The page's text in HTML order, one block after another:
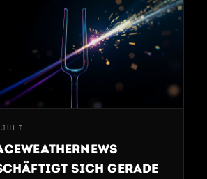
sich gerade